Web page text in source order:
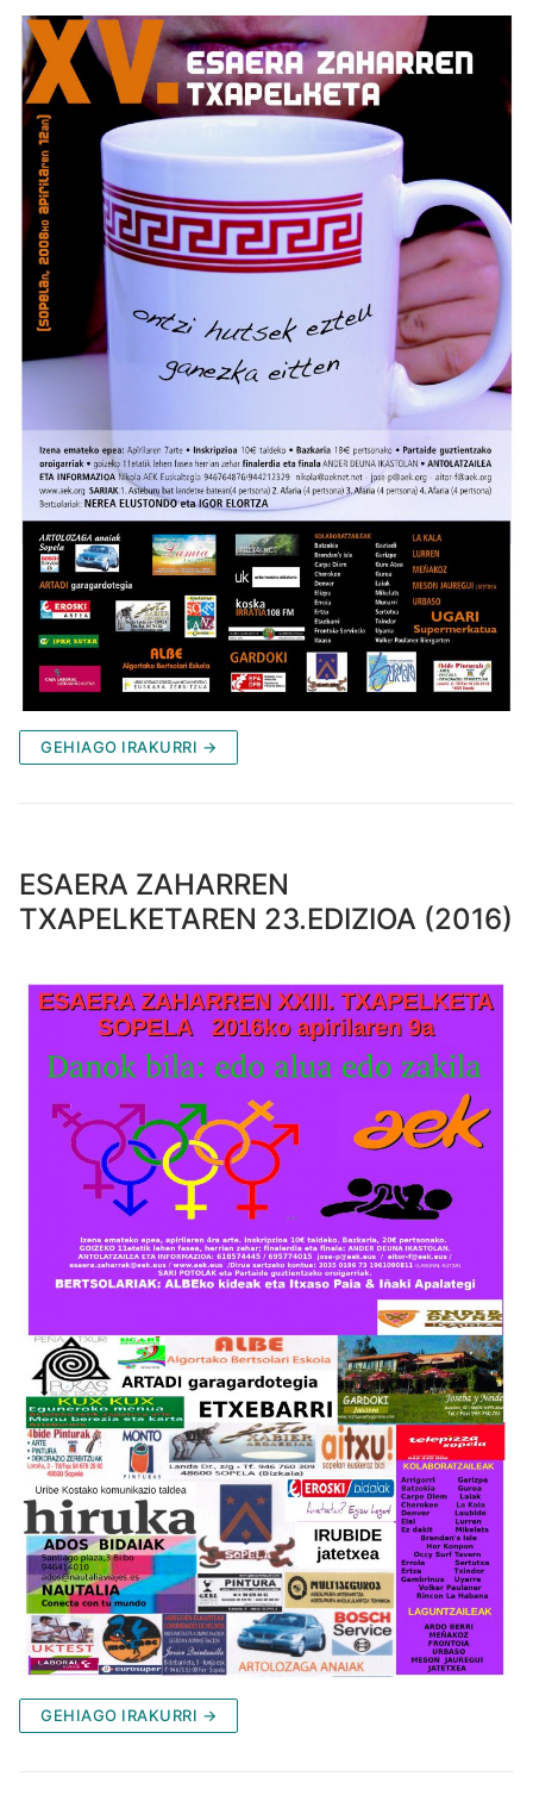
GEHIAGO IRAKURRI →
ESAERA ZAHARREN
TXAPELKETAREN 23.EDIZIOA (2016)
GEHIAGO IRAKURRI →